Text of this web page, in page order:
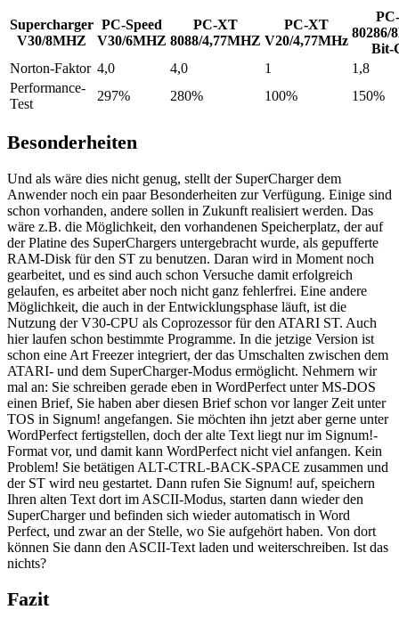
Supercharger
V30/8MHZ
PC-Speed
V30/6MHZ
PC-XT
8088/4,77MHZ
PC-XT
V20/4,77MHz
80286/
Bit-
Norton-Faktor 4,0 4,0 1
1,8
Performance-
Test
297% 280% 100% 150%
Besonderheiten
Und als wäre dies nicht genug, stellt der SuperCharger dem
Anwender noch ein paar Besonderheiten zur Verfügung. Einige sind
schon vorhanden, andere sollen in Zukunft realisiert werden. Das
wäre z.B. die Möglichkeit, den vorhandenen Speicherplatz, der auf
der Platine des SuperChargers untergebracht wurde, als gepufferte
RAM-Disk für den ST zu benutzen. Daran wird in Moment noch
gearbeitet, und es sind auch schon Versuche damit erfolgreich
gelaufen, es arbeitet aber noch nicht ganz fehlerfrei. Eine andere
Möglichkeit, die auch in der Entwicklungsphase läuft, ist die
Nutzung der V30-CPU als Coprozessor für den ATARI ST. Auch
hier laufen schon bestimmte Programme. In die jetzige Version ist
schon eine Art Freezer integriert, der das Umschalten zwischen dem
ATARI- und dem SuperCharger-Modus ermöglicht. Nehmern wir
mal an: Sie schreiben gerade eben in WordPerfect unter MS-DOS
einen Brief, Sie haben aber diesen Brief schon vor langer Zeit unter
TOS in Signum! angefangen. Sie möchten ihn jetzt aber gerne unter
WordPerfect fertigstellen, doch der alte Text liegt nur im Signum!-
Format vor, und damit kann WordPerfect nicht viel anfangen. Kein
Problem! Sie betätigen ALT-CTRL-BACK-SPACE zusammen und
der ST wird neu gestartet. Dann rufen Sie Signum! auf, speichern
Ihren alten Text dort im ASCII-Modus, starten dann wieder den
SuperCharger und befinden sich wieder automatisch in Word
Perfect, und zwar an der Stelle, wo Sie aufgehört haben. Von dort
können Sie dann den ASCII-Text laden und weiterschreiben. Ist das
nichts?
Fazit